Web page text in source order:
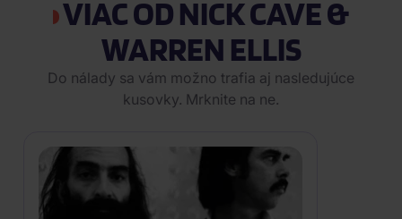
VIAC OD NICK CAVE &
WARREN ELLIS
Do nálady sa vám možno trafia aj nasledujúce
kusovky. Mrknite na ne.